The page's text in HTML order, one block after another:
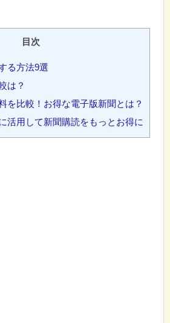
目次
る方法9選
は？
を比較！お得な電子版新聞とは？
活用して新聞購読をもっとお得に